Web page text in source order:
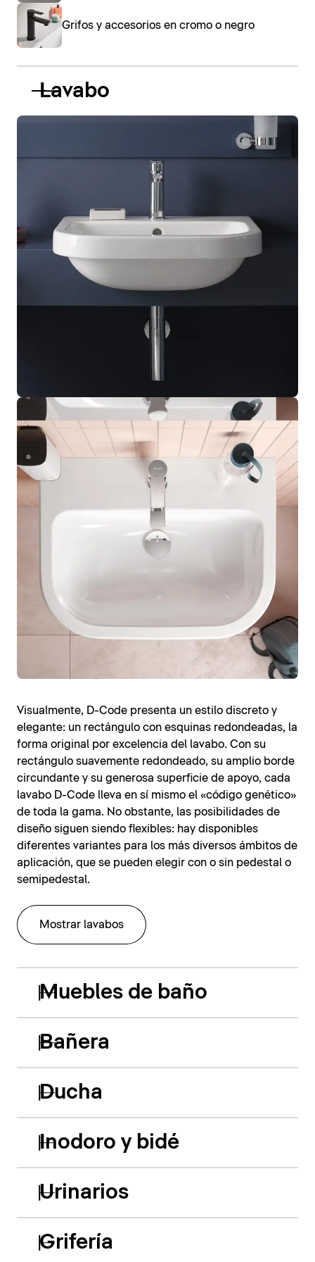
Grifos y accesorios en cromo o negro
Lavabo
Visualmente, D-Code presenta un estilo discreto y
elegante: un rectángulo con esquinas redondeadas, la
forma original por excelencia del lavabo. Con su
rectángulo suavemente redondeado, su amplio borde
circundante y su generosa superficie de apoyo, cada
lavabo D-Code lleva en sí mismo el «código genético»
de toda la gama. No obstante, las posibilidades de
diseño siguen siendo flexibles: hay disponibles
diferentes variantes para los más diversos ámbitos de
aplicación, que se pueden elegir con o sin pedestal o
semipedestal.
Mostrar lavabos
Muebles de baño
Bañera
Ducha
Inodoro y bidé
Urinarios
Grifería